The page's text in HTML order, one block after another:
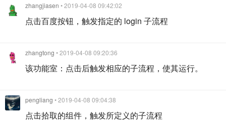
zhangjiasen • 2019-04-08 09:42:02
点击百度按钮，触发指定的 login 子流程
zhangtong • 2019-04-08 09:20:36
该功能室：点击后触发相应的子流程，使其运行。
pengliang • 2019-04-08 09:04:38
点击拾取的组件，触发所定义的子流程